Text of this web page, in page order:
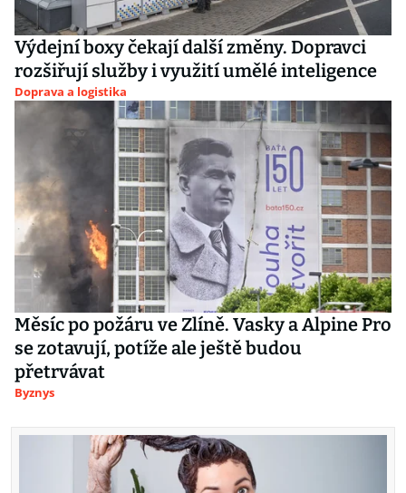
Výdejní boxy čekají další změny. Dopravci
rozšiřují služby i využití umělé inteligence
Doprava a logistika
Měsíc po požáru ve Zlíně. Vasky a Alpine Pro
se zotavují, potíže ale ještě budou
přetrvávat
Byznys